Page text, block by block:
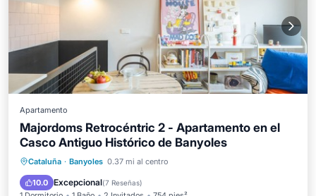
Apartamento
Majordoms Retrocéntric 2 - Apartamento en el
Casco Antiguo Histórico de Banyoles
Cataluña · Banyoles 0.37 mi al centro
10.0 Excepcional(7 Reseñas)
Balcón/Terraza
Cocina
Aire acondicionado